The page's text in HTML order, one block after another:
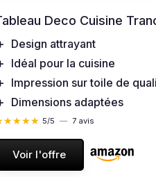
Deco Cuisine
Design attrayant
Idéal pour la cuisine
Impression sur toile de
Dimensions adaptées
5/5 — 7 avis
Voir l'offre